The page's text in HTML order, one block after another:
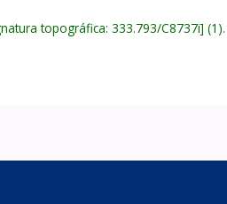
topográfica:333.793/C8737i (1).